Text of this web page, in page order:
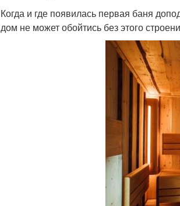
Когда и где появилась первая баня
дом не может обойтись без этого